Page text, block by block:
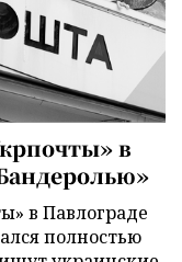
в
в Павлограде
полностью